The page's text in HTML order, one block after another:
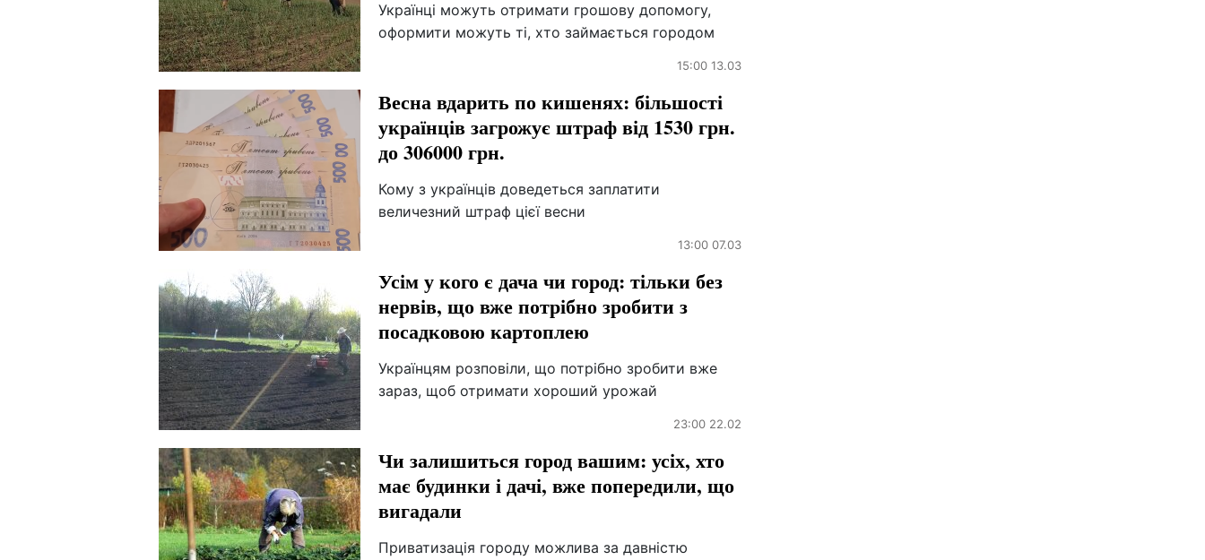
Українці можуть отримати грошову допомогу,
оформити можуть ті, хто займається городом
15:00 13.03
Весна вдарить по кишенях: більшості
українців загрожує штраф від 1530 грн.
до 306000 грн.
Кому з українців доведеться заплатити
величезний штраф цієї весни
13:00 07.03
Усім у кого є дача чи город: тільки без
нервів, що вже потрібно зробити з
посадковою картоплею
Українцям розповіли, що потрібно зробити вже
зараз, щоб отримати хороший урожай
23:00 22.02
Чи залишиться город вашим: усіх, хто
має будинки і дачі, вже попередили, що
вигадали
Приватизація городу можлива за давністю